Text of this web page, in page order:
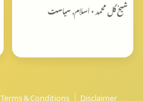
شیخ گل محمد • اسلام, سیاست
Terms & Conditions | Disclaimer